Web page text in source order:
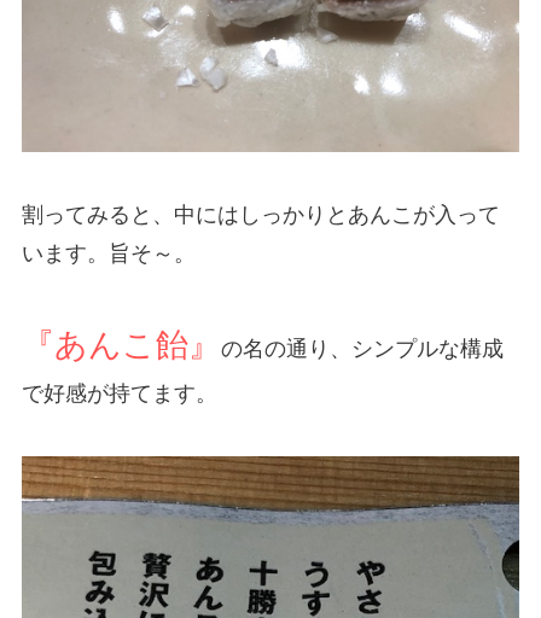
割ってみると、中にはしっかりとあんこが入って
います。旨そ～。
『あんこ飴』
の名の通り、シンプルな構成
で好感が持てます。